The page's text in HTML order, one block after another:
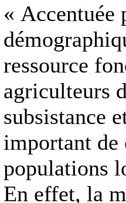
« Accentuée
ressource
agriculteurs
subsistance
important
populations
En effet, la